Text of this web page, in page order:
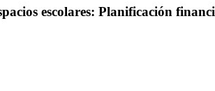
escolares: Planificación